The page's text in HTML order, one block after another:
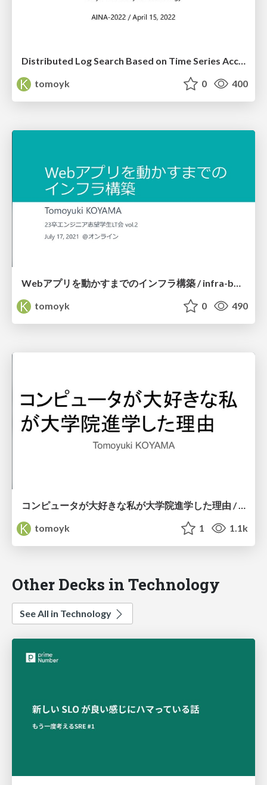
tomoyk
0 400
Webアプリを動かすまでのインフラ構築 / infra-build-for-web-app
tomoyk
0 490
コンピュータが大好きな私が大学院進学した理由 / Why I chose graduate school
tomoyk
1 1.1k
Other Decks in Technology
See All in Technology